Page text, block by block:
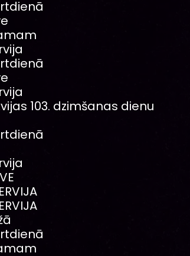
103. dzimšanas dienu